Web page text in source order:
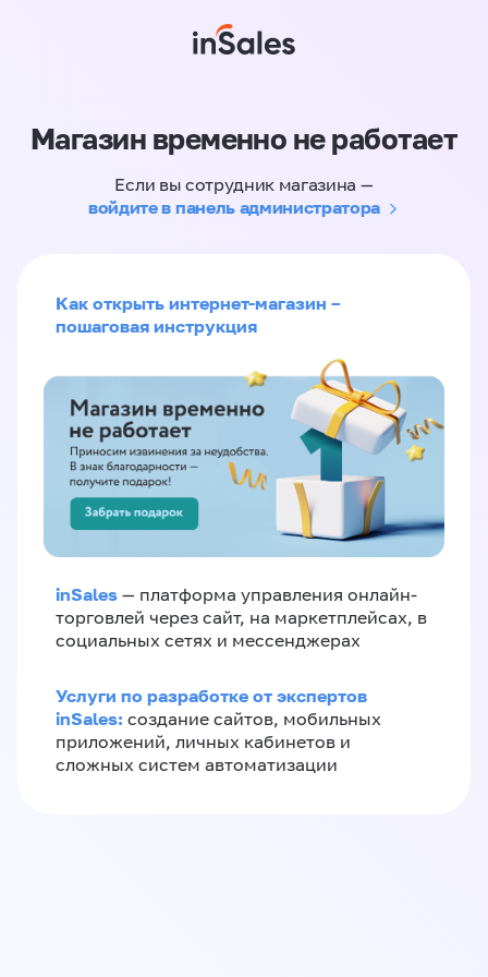
Магазин временно не работает
Если вы сотрудник магазина —
войдите в панель администратора
Как открыть интернет-магазин –
пошаговая инструкция
inSales — платформа управления онлайн-
торговлей через сайт, на маркетплейсах, в
социальных сетях и мессенджерах
Услуги по разработке от экспертов
inSales: создание сайтов, мобильных
приложений, личных кабинетов и
сложных систем автоматизации